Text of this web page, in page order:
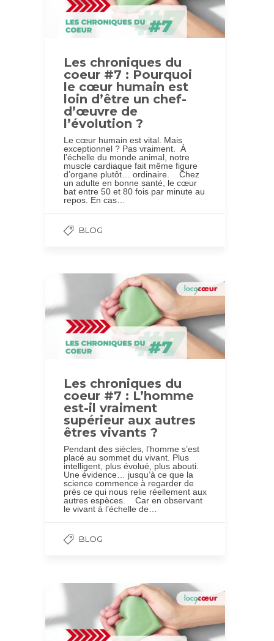
Les chroniques du
coeur #7 : Pourquoi
le cœur humain est
loin d’être un chef-
d’œuvre de
l’évolution ?
Le cœur humain est vital. Mais
exceptionnel ? Pas vraiment. À
l’échelle du monde animal, notre
muscle cardiaque fait même figure
d’organe plutôt… ordinaire. Chez
un adulte en bonne santé, le cœur
bat entre 50 et 80 fois par minute au
repos. En cas…
BLOG
Les chroniques du
coeur #7 : L’homme
est-il vraiment
supérieur aux autres
êtres vivants ?
Pendant des siècles, l’homme s’est
placé au sommet du vivant. Plus
intelligent, plus évolué, plus abouti.
Une évidence… jusqu’à ce que la
science commence à regarder de
près ce qui nous relie réellement aux
autres espèces. Car en observant
le vivant à l’échelle de…
BLOG